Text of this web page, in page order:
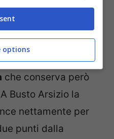
a tre punti dopo la
Urbino. 3-1 il
che conserva però
Busto Arsizio la
nettamente per
punti dalla
options